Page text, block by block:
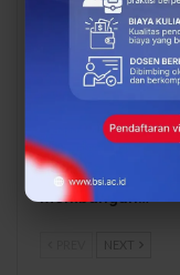
UBSI Resmi Lepas
Ratusan Peserta
Explore 2026,
Tebar Inspirasi
Membangun…